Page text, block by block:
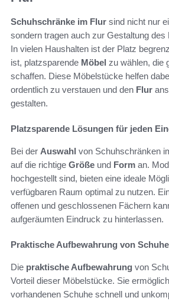
Schuhschränke im Flur sind nicht nur
sondern tragen auch zur Gestaltung des
In vielen Haushalten ist der Platz
ist, platzsparende Möbel zu wählen, die
schaffen. Diese Möbelstücke helfen
ordentlich zu verstauen und den Flur
gestalten.
Platzsparende Lösungen für jeden
Bei der Auswahl von Schuhschränken
auf die richtige Größe und Form an.
hochgestellt sind, bieten eine ideale
verfügbaren Raum optimal zu nutzen.
offenen und geschlossenen Fächern
aufgeräumten Eindruck zu hinterlassen.
Praktische Aufbewahrung von
Die praktische Aufbewahrung von
Vorteil dieser Möbelstücke. Sie
vorhandenen Schuhe schnell und